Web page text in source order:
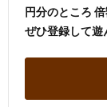
円分のところ
ぜひ登録して遊